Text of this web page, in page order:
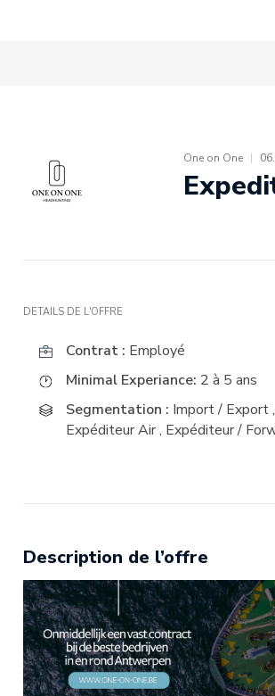
One on One |
DETAILS DE L'OFFRE
Contrat : Employé
Minimal Experiance: 2 à 5 ans
Segmentation : Import / Export,
Expéditeur Air, Expéditeur /
Description de l’offre